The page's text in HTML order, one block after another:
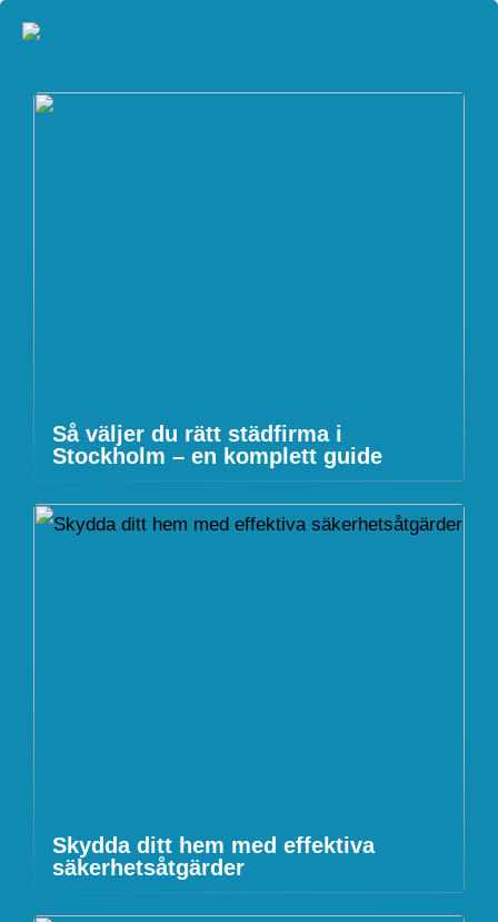
Så väljer du rätt städfirma i
Stockholm – en komplett guide
Skydda ditt hem med effektiva
säkerhetsåtgärder